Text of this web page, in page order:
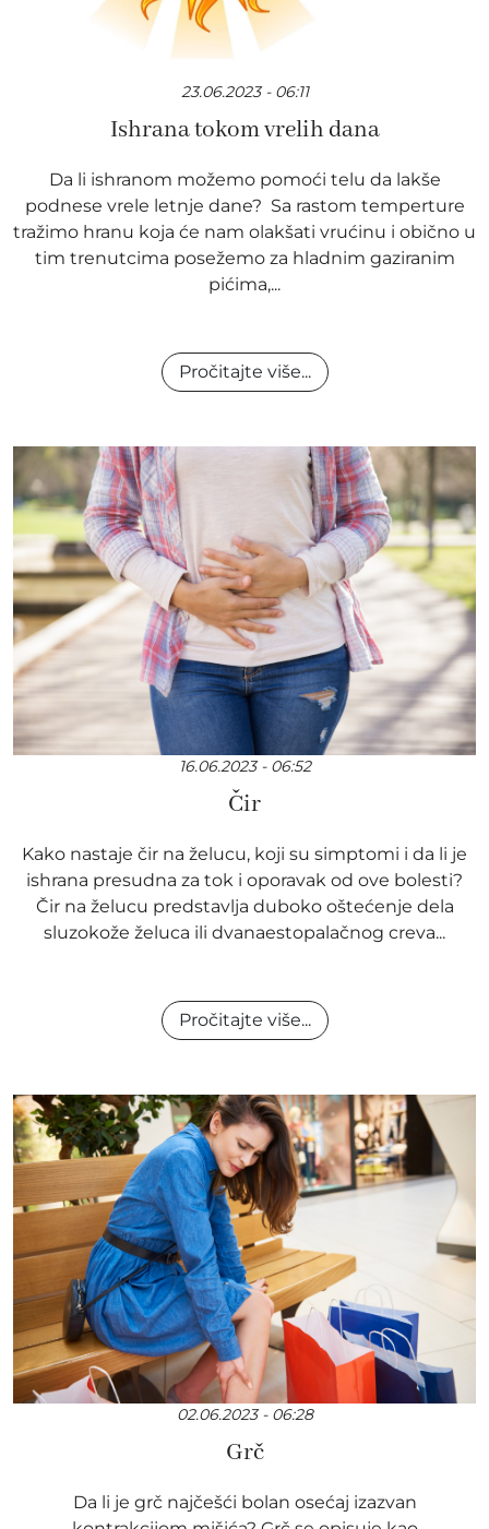
23.06.2023 - 06:11
Ishrana tokom vrelih dana
Da li ishranom možemo pomoći telu da lakše
podnese vrele letnje dane? Sa rastom temperture
tražimo hranu koja će nam olakšati vrućinu i obično u
tim trenutcima posežemo za hladnim gaziranim
pićima,...
Pročitajte više...
16.06.2023 - 06:52
Čir
Kako nastaje čir na želucu, koji su simptomi i da li je
ishrana presudna za tok i oporavak od ove bolesti?
Čir na želucu predstavlja duboko oštećenje dela
sluzokože želuca ili dvanaestopalačnog creva...
Pročitajte više...
02.06.2023 - 06:28
Grč
Da li je grč najčešći bolan osećaj izazvan